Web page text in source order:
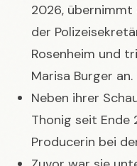
2026, übernimmt
der
Rosenheim und
Marisa Burger an.
Neben ihrer
Thonig seit Ende
Producerin bei